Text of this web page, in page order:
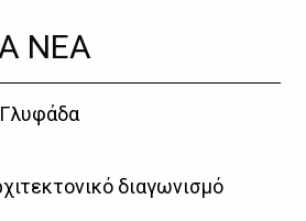
ΝΕΑ
διαγωνισμό